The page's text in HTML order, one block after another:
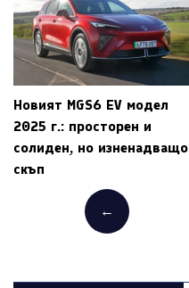
Новият MGS6 EV модел
2025 г.: просторен и
солиден, но изненадващо
скъп
←